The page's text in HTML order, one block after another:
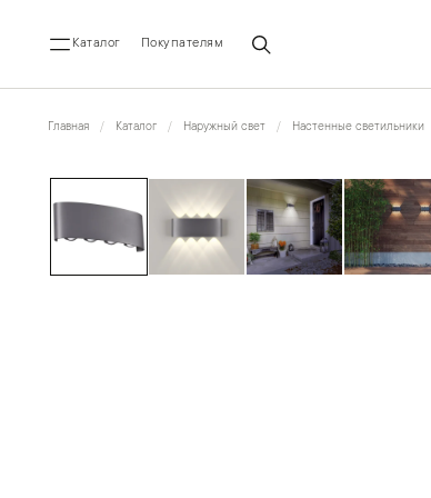
Каталог Покупателям
Главная Каталог Наружный свет Настенные светильники